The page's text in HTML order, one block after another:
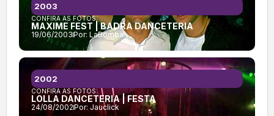
CONFIRA AS FOTOS:
MAXIME FEST | BADRA DANCETERIA
19/06/2003Por: LaBomba
2003
CONFIRA AS FOTOS:
LOLLA DANCETERIA | FESTA
24/08/2002Por: Jauclick
2002